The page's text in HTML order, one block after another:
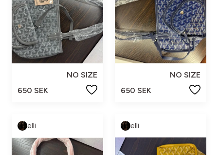
NO SIZE
650 SEK
NO SIZE
650 SEK
elli elli